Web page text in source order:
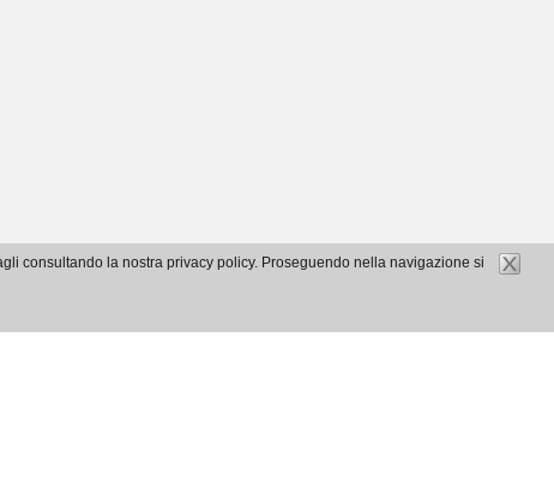
consultando la nostra privacy policy. Proseguendo nella navigazione si